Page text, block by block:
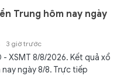
Trung hôm nay ngày
3 giờ trước
- XSMT 8/8/2026. Kết quả xổ
nay ngày 8/8. Trực tiếp